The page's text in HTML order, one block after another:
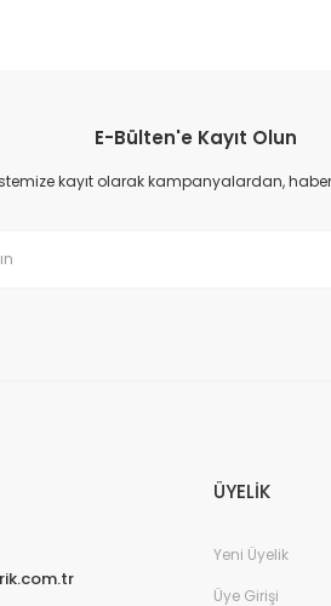
veya görüntülenemiyor.
bilgiler bulunuyor.
E-Bülten'e Kayıt Olun
kayıt olarak kampanyalardan,
ÜYELİK
Yeni Üyelik
Üye Girişi